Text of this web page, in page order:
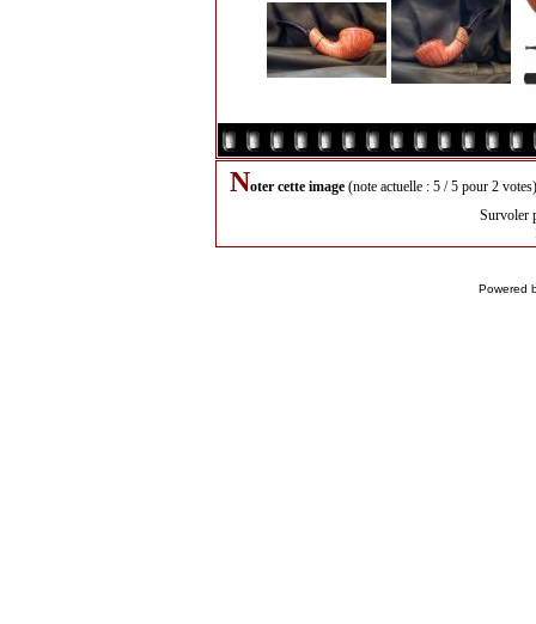
Noter cette image (note actuelle : 5 / 5 pour 2 votes)
Survoler
Powered